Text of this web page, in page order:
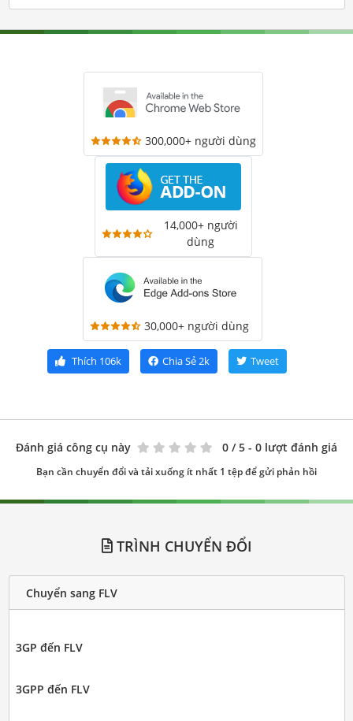
300,000+ người dùng
14,000+ người
dùng
30,000+ người dùng
Thích 106k Chia Sẻ2k Tweet
Đánh giá công cụ này 0 / 5 - 0 lượt đánh giá
Bạn cần chuyển đổi và tải xuống ít nhất 1 tệp để gửi phản hồi
TRÌNH CHUYỂN ĐỔI
Chuyển sang FLV
3GP đến FLV
3GPP đến FLV